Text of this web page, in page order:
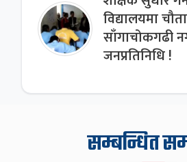
विद्यालयमा
साँगाचोकगढी
जनप्रतिनिधि !
सम्बन्धित